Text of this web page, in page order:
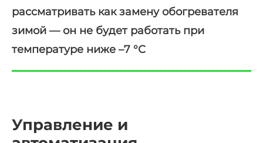
рассматривать как замену обогревателя
зимой — он не будет работать при
температуре ниже –7 °С
Управление и